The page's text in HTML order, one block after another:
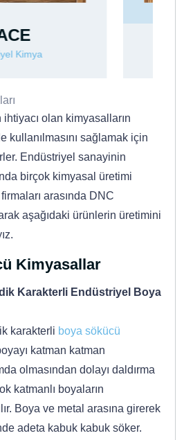
400
Kimya
olan kimyasalların
kullanılmasını sağlamak için
Endüstriyel sanayinin
birçok kimyasal üretimi
arasında DNC
aşağıdaki ürünlerin üretimini
Kimyasallar
Karakterli Endüstriyel Boya
karakterli boya sökücü
katman katman
olmasından dolayı daldırma
katmanlı boyaların
Boya ve metal arasına girerek
adeta kabuk kabuk söker.